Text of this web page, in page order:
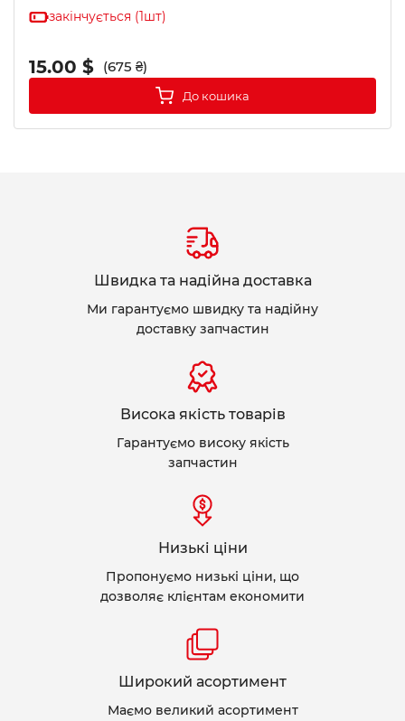
закінчується (1шт)
15.00 $ (675 ₴)
До кошика
Швидка та надійна доставка
Ми гарантуємо швидку та надійну
доставку запчастин
Висока якість товарів
Гарантуємо високу якість
запчастин
Низькі ціни
Пропонуємо низькі ціни, що
дозволяє клієнтам економити
Широкий асортимент
Маємо великий асортимент